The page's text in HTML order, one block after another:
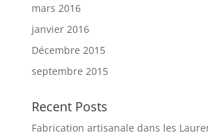
mars 2016
janvier 2016
Décembre 2015
septembre 2015
Recent Posts
Fabrication artisanale dans les